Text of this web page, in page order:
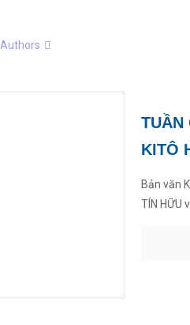
Authors
TUẦN
KITÔ
Bản văn
TÍN HỮU